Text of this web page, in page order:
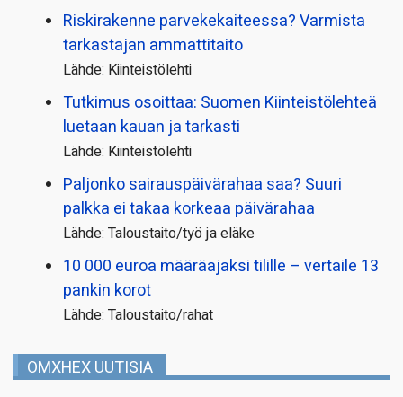
Riskirakenne parvekekaiteessa? Varmista
tarkastajan ammattitaito
Lähde: Kiinteistölehti
Tutkimus osoittaa: Suomen Kiinteistölehteä
luetaan kauan ja tarkasti
Lähde: Kiinteistölehti
Paljonko sairauspäivä­rahaa saa? Suuri
palkka ei takaa korkeaa päivärahaa
Lähde: Taloustaito/työ ja eläke
10 000 euroa määräajaksi tilille – vertaile 13
pankin korot
Lähde: Taloustaito/rahat
OMXHEX UUTISIA